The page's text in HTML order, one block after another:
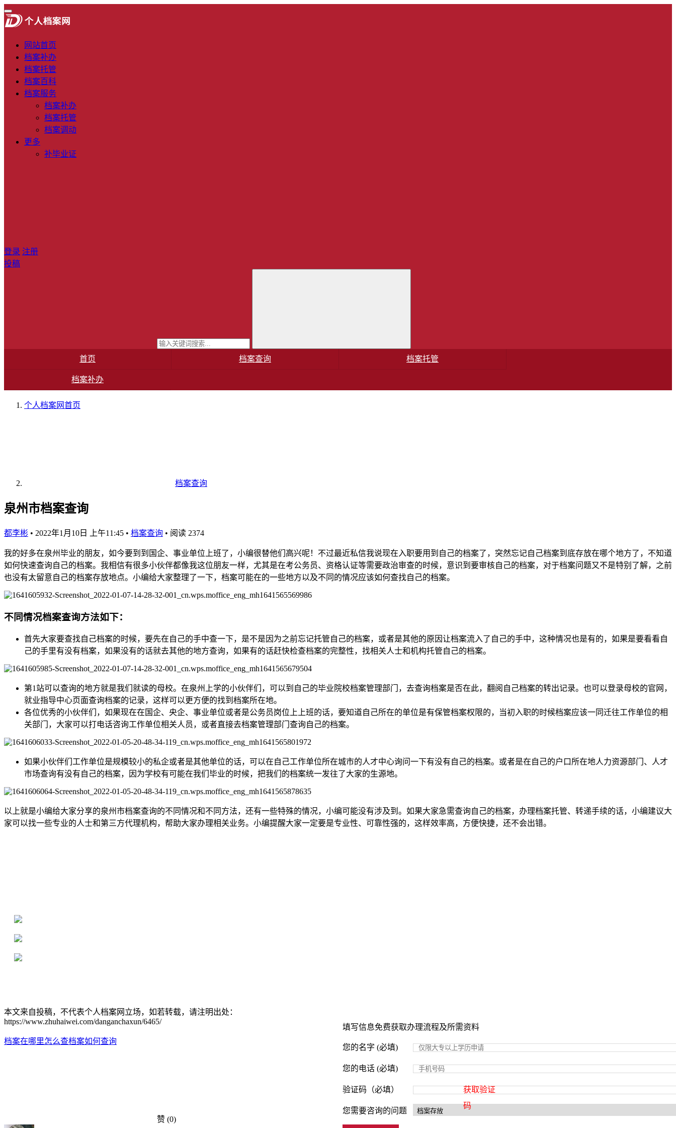
网站首页
档案补办
档案托管
档案百科
档案服务
档案补办
档案托管
档案调动
更多
补毕业证
登录 注册
投稿
首页 档案查询 档案托管
档案补办
个人档案网首页
档案查询
泉州市档案查询
都李彬 • 2022年1月10日 上午11:45 • 档案查询 • 阅读 2374
我的好多在泉州毕业的朋友，如今要到到国企、事业单位上班了，小编很替他们高兴呢！不过最近私信我说现在入职要用到自己的档案了，突然忘记自己档案到底存放在哪个地方了，不知道
如何快速查询自己的档案。我相信有很多小伙伴都像我这位朋友一样，尤其是在考公务员、资格认证等需要政治审查的时候，意识到要审核自己的档案，对于档案问题又不是特别了解，之前
也没有太留意自己的档案存放地点。小编给大家整理了一下，档案可能在的一些地方以及不同的情况应该如何查找自己的档案。
不同情况档案查询方法如下：
首先大家要查找自己档案的时候，要先在自己的手中查一下，是不是因为之前忘记托管自己的档案，或者是其他的原因让档案流入了自己的手中，这种情况也是有的，如果是要看看自
己的手里有没有档案，如果没有的话就去其他的地方查询，如果有的话赶快检查档案的完整性，找相关人士和机构托管自己的档案。
第1站可以查询的地方就是我们就读的母校。在泉州上学的小伙伴们，可以到自己的毕业院校档案管理部门，去查询档案是否在此，翻阅自己档案的转出记录。也可以登录母校的官网，
就业指导中心页面查询档案的记录，这样可以更方便的找到档案所在地。
各位优秀的小伙伴们，如果现在在国企、央企、事业单位或者是公务员岗位上上班的话，要知道自己所在的单位是有保管档案权限的，当初入职的时候档案应该一同迁往工作单位的相
关部门，大家可以打电话咨询工作单位相关人员，或者直接去档案管理部门查询自己的档案。
如果小伙伴们工作单位是规模较小的私企或者是其他单位的话，可以在自己工作单位所在城市的人才中心询问一下有没有自己的档案。或者是在自己的户口所在地人力资源部门、人才
市场查询有没有自己的档案，因为学校有可能在我们毕业的时候，把我们的档案统一发往了大家的生源地。
以上就是小编给大家分享的泉州市档案查询的不同情况和不同方法，还有一些特殊的情况，小编可能没有涉及到。如果大家急需查询自己的档案，办理档案托管、转递手续的话，小编建议大
家可以找一些专业的人士和第三方代理机构，帮助大家办理相关业务。小编提醒大家一定要是专业性、可靠性强的，这样效率高，方便快捷，还不会出错。
填写信息免费获取办理流程及所需资料
您的名字 (必填)
您的电话 (必填)
验证码（必填）
获取验证
码
您需要咨询的问题
本文来自投稿，不代表个人档案网立场，如若转载，请注明出处：
https://www.zhuhaiwei.com/danganchaxun/6465/
档案在哪里怎么查档案如何查询
赞 (0)